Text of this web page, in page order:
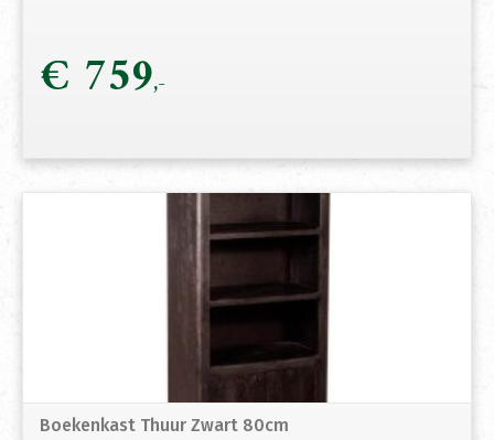
€ 759
Boekenkast Thuur Zwart 80cm